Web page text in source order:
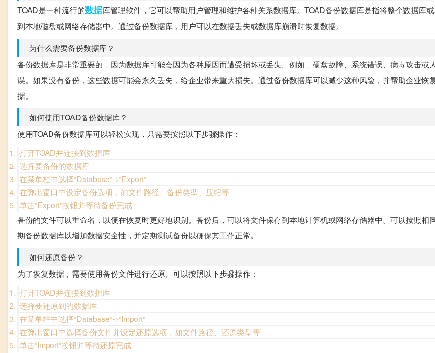
TOAD是一种流行的数据库管理软件，它可以帮助用户管理和维护各种关系数据库。TOAD备份数据库是指将整个数据库
到本地磁盘或网络存储器中。通过备份数据库，用户可以在数据丢失或数据库崩溃时恢复数据。
为什么需要备份数据库？
备份数据库是非常重要的，因为数据库可能会因为各种原因而遭受损坏或丢失。例如，硬盘故障、系统错误、病毒攻击或
误。如果没有备份，这些数据可能会永久丢失，给企业带来重大损失。通过备份数据库可以减少这种风险，并帮助企业恢
据。
如何使用TOAD备份数据库？
使用TOAD备份数据库可以轻松实现，只需要按照以下步骤操作：
打开TOAD并连接到数据库
选择要备份的数据库
在菜单栏中选择“Database”->“Export”
在弹出窗口中设定备份选项，如文件路径、备份类型、压缩等
单击“Export”按钮并等待备份完成
备份的文件可以重命名，以便在恢复时更好地识别。备份后，可以将文件保存到本地计算机或网络存储器中。可以按照相
期备份数据库以增加数据安全性，并定期测试备份以确保其工作正常。
如何还原备份？
为了恢复数据，需要使用备份文件进行还原。可以按照以下步骤操作：
打开TOAD并连接到数据库
选择要还原到的数据库
在菜单栏中选择“Database”->“Import”
在弹出窗口中选择备份文件并设定还原选项，如文件路径、还原类型等
单击“Import”按钮并等待还原完成